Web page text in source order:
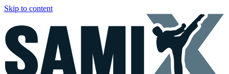
Skip to content